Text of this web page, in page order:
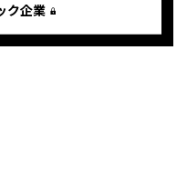
ク企業